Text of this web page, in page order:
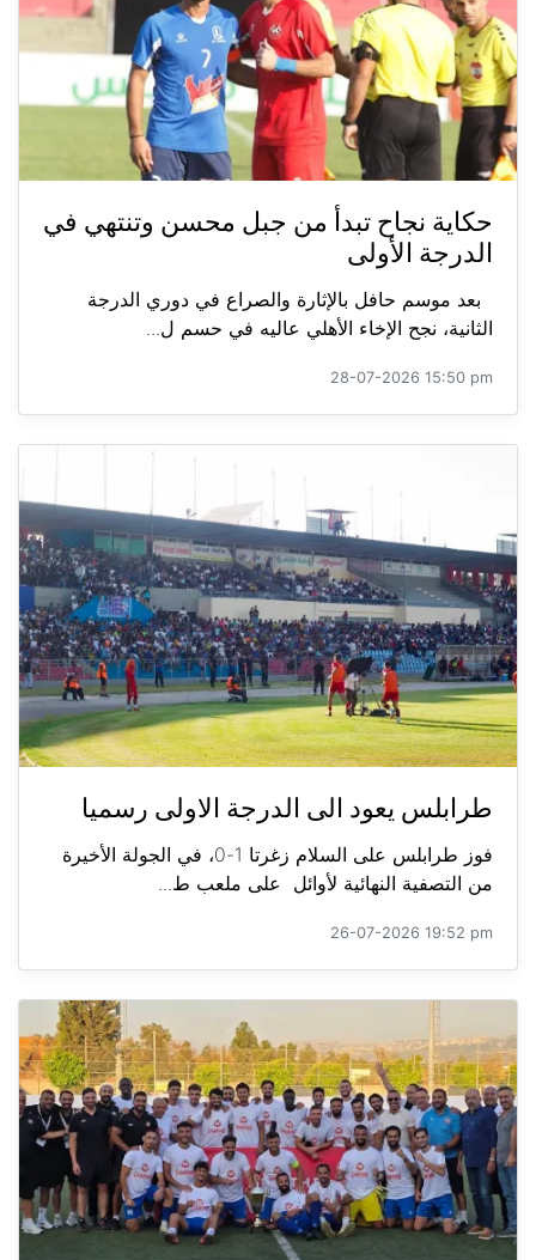
حكاية نجاح تبدأ من جبل محسن وتنتهي في
الدرجة الأولى
بعد موسم حافل بالإثارة والصراع في دوري الدرجة
الثانية، نجح الإخاء الأهلي عاليه في حسم ل...
28-07-2026 15:50 pm
طرابلس يعود الى الدرجة الاولى رسميا
فوز طرابلس على السلام زغرتا 1-0، في الجولة الأخيرة
من التصفية النهائية لأوائل على ملعب ط...
26-07-2026 19:52 pm